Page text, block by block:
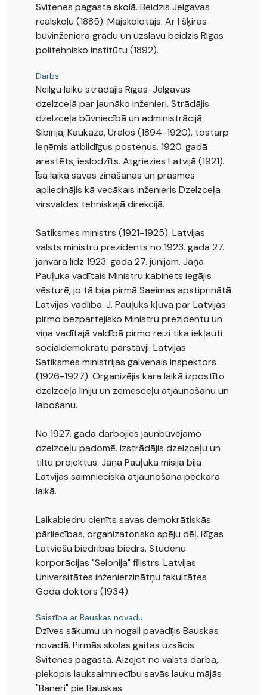
Svitenes pagasta skolā. Beidzis Jelgavas
reālskolu (1885). Mājskolotājs. Ar I šķiras
būvinženiera grādu un uzslavu beidzis Rīgas
politehnisko institūtu (1892).
Darbs
Neilgu laiku strādājis Rīgas-Jelgavas
dzelzceļā par jaunāko inženieri. Strādājis
dzelzceļa būvniecībā un administrācijā
Sibīrijā, Kaukāzā, Urālos (1894-1920), tostarp
Ieņēmis atbildīgus posteņus. 1920. gadā
arestēts, ieslodzīts. Atgriezies Latvijā (1921).
Īsā laikā savas zināšanas un prasmes
apliecinājis kā vecākais inženieris Dzelzceļa
virsvaldes tehniskajā direkcijā.
Satiksmes ministrs (1921-1925). Latvijas
valsts ministru prezidents no 1923. gada 27.
janvāra līdz 1923. gada 27. jūnijam. Jāņa
Pauļuka vadītais Ministru kabinets iegājis
vēsturē, jo tā bija pirmā Saeimas apstiprinātā
Latvijas vadlība. J. Pauļuks kļuva par Latvijas
pirmo bezpartejisko Ministru prezidentu un
viņa vadītajā valdībā pirmo reizi tika iekļauti
sociāldemokrātu pārstāvji. Latvijas
Satiksmes ministrijas galvenais inspektors
(1926-1927). Organizējis kara laikā izpostīto
dzelzceļa līniju un zemesceļu atjaunošanu un
labošanu.
No 1927. gada darbojies jaunbūvējamo
dzelzceļu padomē. Izstrādājis dzelzceļu un
tiltu projektus. Jāņa Pauļuka misija bija
Latvijas saimnieciskā atjaunošana pēckara
laikā.
Laikabiedru cienīts savas demokrātiskās
pārliecības, organizatorisko spēju dēļ. Rīgas
Latviešu biedrības biedrs. Studenu
korporācijas "Selonija" filistrs. Latvijas
Universitātes inženierzinātņu fakultātes
Goda doktors (1934).
Saistība ar Bauskas novadu
Dzīves sākumu un nogali pavadījis Bauskas
novadā. Pirmās skolas gaitas uzsācis
Svitenes pagastā. Aizejot no valsts darba,
piekopis lauksaimniecību savās lauku mājās
"Baneri" pie Bauskas.